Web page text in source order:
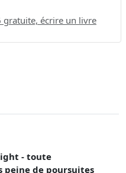
écrire un livre
- toute
de poursuites